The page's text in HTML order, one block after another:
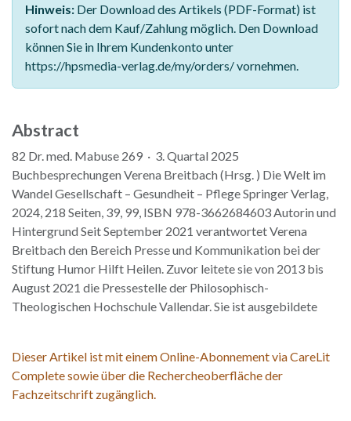
Hinweis: Der Download des Artikels (PDF-Format) ist
sofort nach dem Kauf/Zahlung möglich. Den Download
können Sie in Ihrem Kundenkonto unter
https://hpsmedia-verlag.de/my/orders/ vornehmen.
Abstract
82 Dr. med. Mabuse 269 · 3. Quartal 2025
Buchbesprechungen Verena Breitbach (Hrsg. ) Die Welt im
Wandel Gesellschaft – Gesundheit – Pflege Springer Verlag,
2024, 218 Seiten, 39, 99, ISBN 978-3662684603 Autorin und
Hintergrund Seit September 2021 verantwortet Verena
Breitbach den Bereich Presse und Kommunikation bei der
Stiftung Humor Hilft Heilen. Zuvor leitete sie von 2013 bis
August 2021 die Pressestelle der Philosophisch-
Theologischen Hochschule Vallendar. Sie ist ausgebildete
Dieser Artikel ist mit einem Online-Abonnement via CareLit
Complete sowie über die Rechercheoberfläche der
Fachzeitschrift zugänglich.